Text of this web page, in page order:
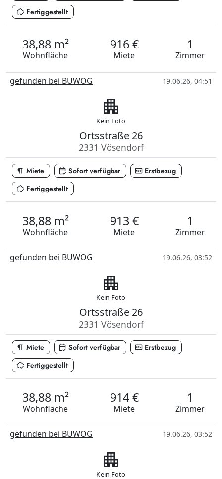
in_home_mode Fertiggestellt
38,88 m²
Wohnfläche
916 €
Miete
1
Zimmer
gefunden bei BUWOG 19.06.26, 04:51
apartment
Kein Foto
Ortsstraße 26
2331 Vösendorf
format_paragraph Miete calendar_check Sofort verfügbar fiber_new Erstbezug
in_home_mode Fertiggestellt
38,88 m²
Wohnfläche
913 €
Miete
1
Zimmer
gefunden bei BUWOG 19.06.26, 03:52
apartment
Kein Foto
Ortsstraße 26
2331 Vösendorf
format_paragraph Miete calendar_check Sofort verfügbar fiber_new Erstbezug
in_home_mode Fertiggestellt
38,88 m²
Wohnfläche
914 €
Miete
1
Zimmer
gefunden bei BUWOG 19.06.26, 03:52
apartment
Kein Foto